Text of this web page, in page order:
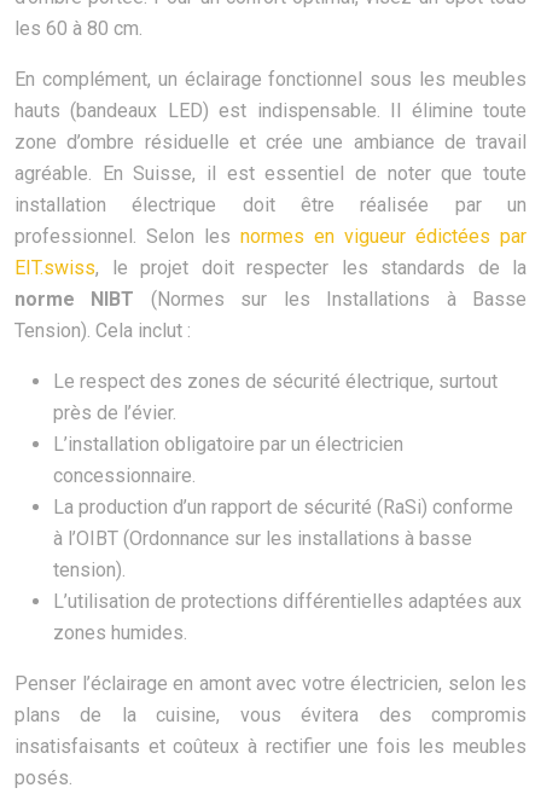
les 60 à 80 cm.
En complément, un éclairage fonctionnel sous les meubles
hauts (bandeaux LED) est indispensable. Il élimine toute
zone d’ombre résiduelle et crée une ambiance de travail
agréable. En Suisse, il est essentiel de noter que toute
installation électrique doit être réalisée par un
professionnel. Selon les normes en vigueur édictées par
EIT.swiss, le projet doit respecter les standards de la
norme NIBT (Normes sur les Installations à Basse
Tension). Cela inclut :
Le respect des zones de sécurité électrique, surtout
près de l’évier.
L’installation obligatoire par un électricien
concessionnaire.
La production d’un rapport de sécurité (RaSi) conforme
à l’OIBT (Ordonnance sur les installations à basse
tension).
L’utilisation de protections différentielles adaptées aux
zones humides.
Penser l’éclairage en amont avec votre électricien, selon les
plans de la cuisine, vous évitera des compromis
insatisfaisants et coûteux à rectifier une fois les meubles
posés.